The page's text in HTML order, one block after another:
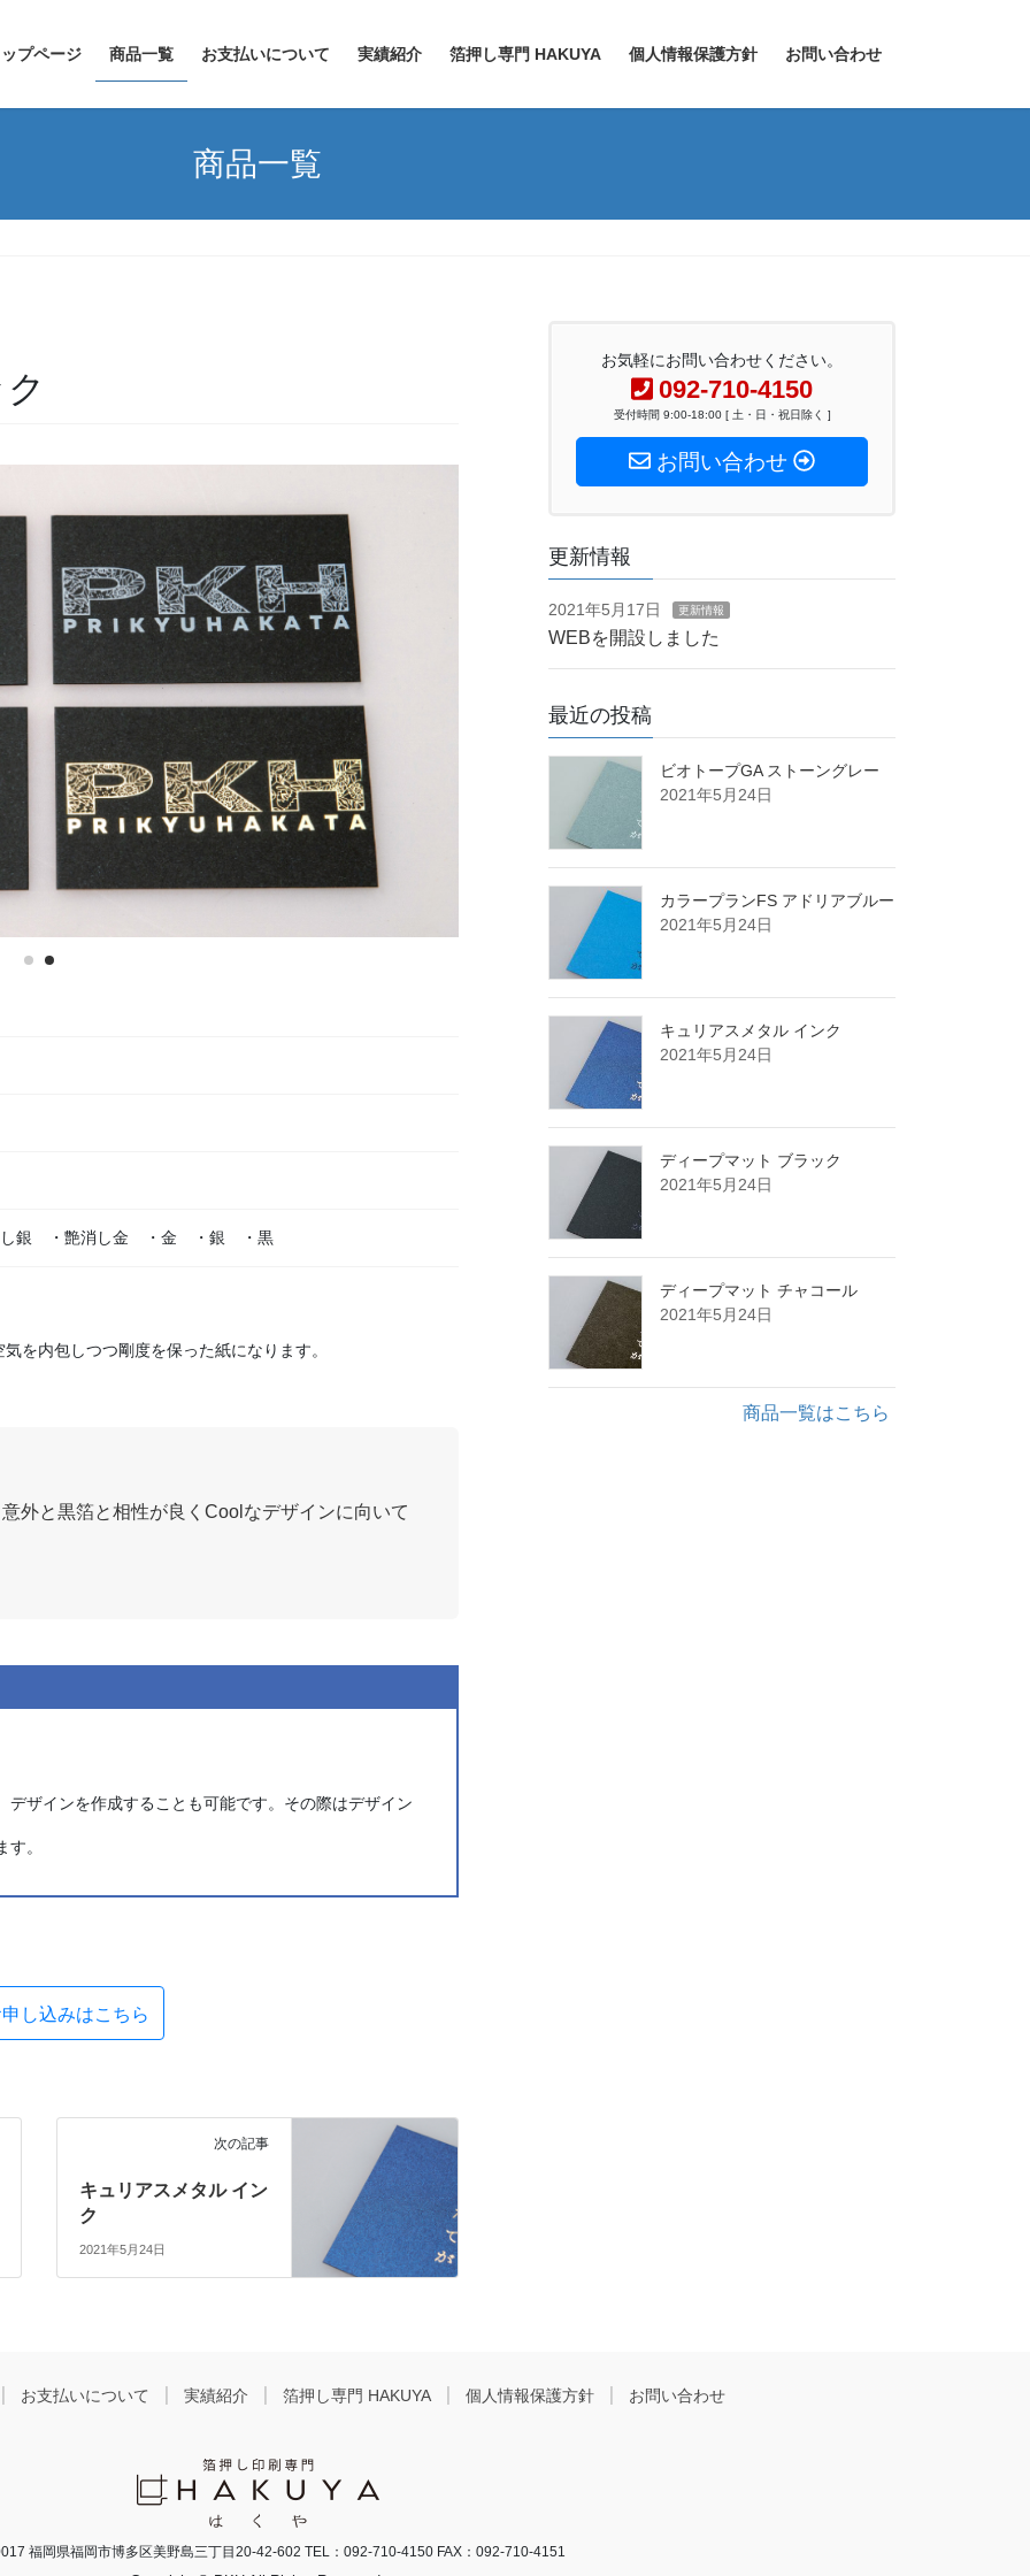
プページ 商品一覧 お支払いについて 実績紹介 箔押し専門 HAKUYA 個人情報保護方針 お問い合わせ
商品一覧
銀 ・艶消し金 ・金 ・銀 ・黒
外と黒箔と相性が良くCoolなデザインに向いて
ザインを作成することも可能です。その際はデザイン
。
し込みはこちら
次の記事
キュリアスメタル イン
ク
2021年5月24日
お気軽にお問い合わせください。
092-710-4150
受付時間 9:00-18:00 [ 土・日・祝日除く ]
お問い合わせ
更新情報
2021年5月17日 更新情報
WEBを開設しました
最近の投稿
ビオトープGA ストーングレー
2021年5月24日
カラープランFS アドリアブルー
2021年5月24日
キュリアスメタル インク
2021年5月24日
ディープマット ブラック
2021年5月24日
ディープマット チャコール
2021年5月24日
商品一覧はこちら
お支払いについて 実績紹介 箔押し専門 HAKUYA 個人情報保護方針 お問い合わせ
福岡県福岡市博多区美野島三丁目20-42-602 TEL：092-710-4150 FAX：092-710-4151